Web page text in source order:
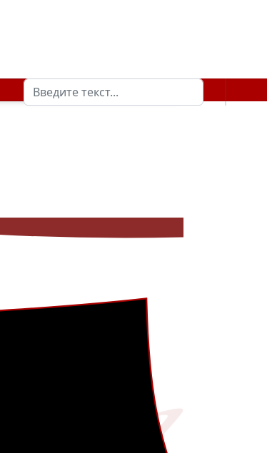
Поиск